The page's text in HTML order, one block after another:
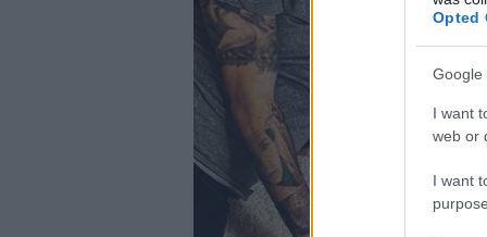
Opted
Google
I want
web or
I want